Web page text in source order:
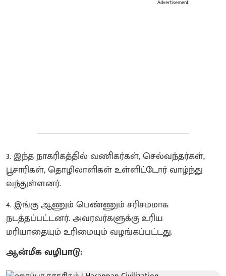
Advertisement
3. இந்த நாகரிகத்தில் வணிகர்கள், செல்வந்தர்கள்,
பூசாரிகள், தொழிலாளிகள் உள்ளிட்டோர் வாழ்ந்து
வந்துள்ளனர்.
​4. இங்கு ஆணும் பெண்ணும் சரிசமமாக
நடத்தப்பட்டனர். அவரவர்களுக்கு உரிய
மரியாதையும் உரிமையும் வழங்கப்பட்டது.
ஆன்மீக வழிபாடு: